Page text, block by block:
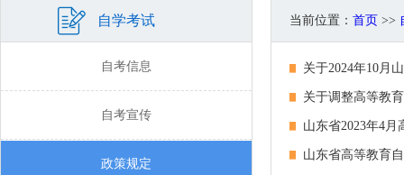
自学考试
自考信息
自考宣传
政策规定
当前位置： 首页 >>
关于2024年10月
关于调整高等教
山东省2023年4
山东省高等教育